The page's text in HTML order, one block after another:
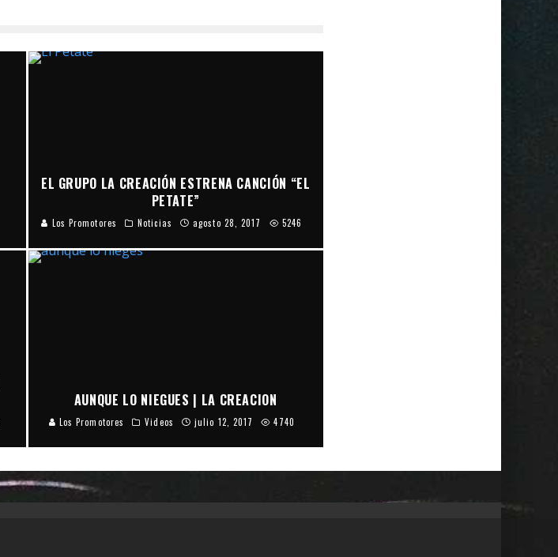
EL GRUPO LA CREACIÓN ESTRENA CANCIÓN “EL
PETATE”
Los Promotores Noticias agosto 28, 2017 5246
AUNQUE LO NIEGUES | LA CREACION
Los Promotores Videos julio 12, 2017 4740